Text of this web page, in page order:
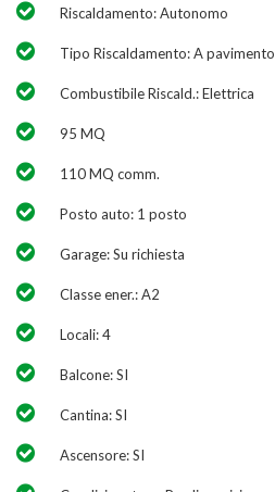
Riscaldamento: Autonomo
Tipo Riscaldamento: A pavimento
Combustibile Riscald.: Elettrica
95 MQ
110 MQ comm.
Posto auto: 1 posto
Garage: Su richiesta
Classe ener.: A2
Locali: 4
Balcone: SI
Cantina: SI
Ascensore: SI